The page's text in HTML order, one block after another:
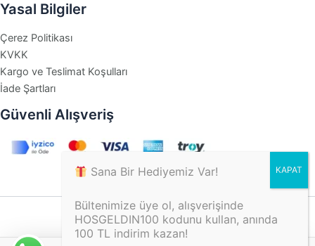
Yasal Bilgiler
Çerez Politikası
KVKK
Kargo ve Teslimat Koşulları
İade Şartları
Güvenli Alışveriş
Sana Bir Hediyemiz Var!
Bültenimize üye ol, alışverişinde
HOSGELDIN100 kodunu kullan, anında
100 TL indirim kazan!